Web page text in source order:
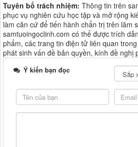
Tuyên bố trách nhiệm: Thông tin trên
phục vụ nghiên cứu học tập và mở rộng
làm căn cứ để tiến hành chẩn trị trên lâm
samtuoingoclinh.com có thể được trích
phẩm, các trang tin điện tử liên quan
phát sinh vấn đề bản quyền, kính đề nghị
Ý kiến bạn đọc